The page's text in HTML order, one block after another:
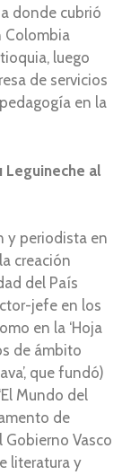
donde cubrió
Colombia
luego
de servicios
en la
Leguineche al
y periodista en
creación
del País
jefe en los
en la ‘Hoja
de ámbito
que fundó)
Mundo del
de
Gobierno Vasco
literatura y